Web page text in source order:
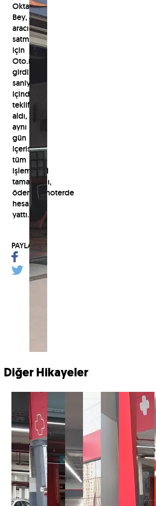
Oktay
Bey,
aracını
satmak
için
Oto.net'e
girdi,
saniyeler
içinde
teklif
aldı,
aynı
gün
içerisinde
tüm
işlemlerini
tamamladı,
ödemesi noterde
hesabına
yattı.
PAYLAŞ
Diğer Hikayeler